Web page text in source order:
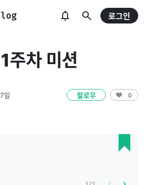
로그인
주차 미션
일 팔로우 0